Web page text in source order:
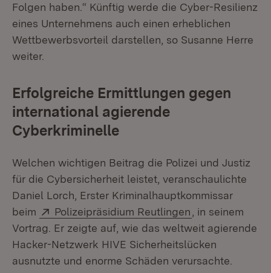
Folgen haben.“ Künftig werde die Cyber-Resilienz
eines Unternehmens auch einen erheblichen
Wettbewerbsvorteil darstellen, so Susanne Herre
weiter.
Erfolgreiche Ermittlungen gegen
international agierende
Cyberkriminelle
Welchen wichtigen Beitrag die Polizei und Justiz
für die Cybersicherheit leistet, veranschaulichte
Daniel Lorch, Erster Kriminalhauptkommissar
beim
Extern:
Polizeipräsidium Reutlingen (Öffnet in
, in seinem
Vortrag. Er zeigte auf, wie das weltweit agierende
Hacker-Netzwerk HIVE Sicherheitslücken
ausnutzte und enorme Schäden verursachte.